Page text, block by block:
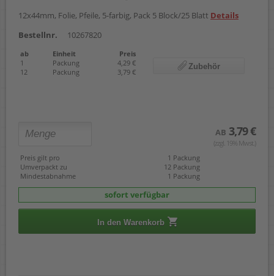
12x44mm, Folie, Pfeile, 5-farbig, Pack 5 Block/25 Blatt Details
Bestellnr.
10267820
ab Einheit
Preis
1
Packung
4,29 €
12
Packung 3,79 €
Zubehör
AB 3,79 €
(zzgl. 19% Mwst.)
Preis gilt pro
1 Packung
Umverpackt zu
12 Packung
Mindestabnahme
1 Packung
sofort verfügbar
In den Warenkorb